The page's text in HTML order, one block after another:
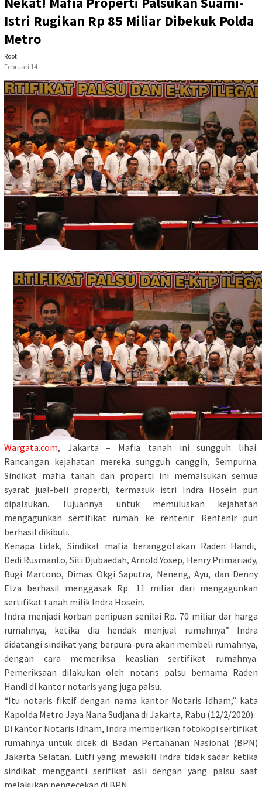
Istri Rugikan Rp 85 Miliar Dibekuk Polda
Metro
Root
Februari 14
Wargata.com, Jakarta – Mafia tanah ini sungguh lihai.
Rancangan kejahatan mereka sungguh canggih, Sempurna.
Sindikat mafia tanah dan properti ini memalsukan semua
syarat jual-beli properti, termasuk istri Indra Hosein pun
dipalsukan. Tujuannya untuk memuluskan kejahatan
mengagunkan sertifikat rumah ke rentenir. Rentenir pun
berhasil dikibuli.
Kenapa tidak, Sindikat mafia beranggotakan Raden Handi,
Dedi Rusmanto, Siti Djubaedah, Arnold Yosep, Henry Primariady,
Bugi Martono, Dimas Okgi Saputra, Neneng, Ayu, dan Denny
Elza berhasil menggasak Rp. 11 miliar dari mengagunkan
sertifikat tanah milik Indra Hosein.
Indra menjadi korban penipuan senilai Rp. 70 miliar dar harga
rumahnya, ketika dia hendak menjual rumahnya” Indra
didatangi sindikat yang berpura-pura akan membeli rumahnya,
dengan cara memeriksa keaslian sertifikat rumahnya.
Pemeriksaan dilakukan oleh notaris palsu bernama Raden
Handi di kantor notaris yang juga palsu.
“Itu notaris fiktif dengan nama kantor Notaris Idham,” kata
Kapolda Metro Jaya Nana Sudjana di Jakarta, Rabu (12/2/2020).
Di kantor Notaris Idham, Indra memberikan fotokopi sertifikat
rumahnya untuk dicek di Badan Pertahanan Nasional (BPN)
Jakarta Selatan. Lutfi yang mewakili Indra tidak sadar ketika
sindikat mengganti serifikat asli dengan yang palsu saat
melakukan pengecekan di BPN.